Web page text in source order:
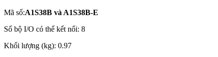
Mã số:A1S38B và A1S38B-E
Số bộ I/O có thể kết nối: 8
Khối lượng (kg): 0.97